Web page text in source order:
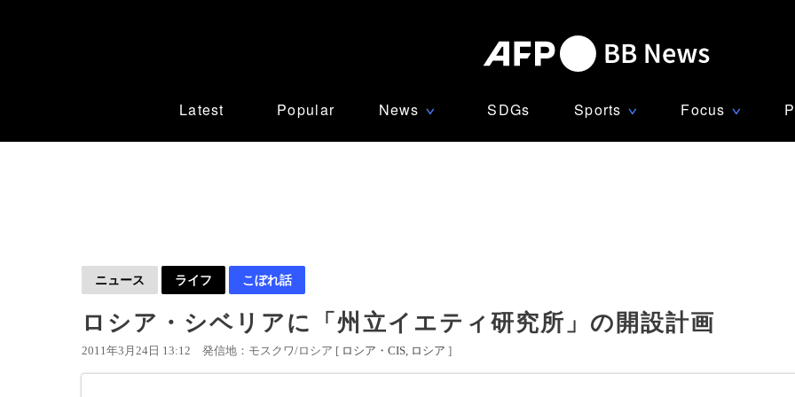
Latest Popular News ∨ SDGs Sports ∨ Focus ∨
ニュース ライフ こぼれ話
ロシア・シベリアに「州立イエティ研究所」の開設計画
2011年3月24日 13:12 発信地：モスクワ/ロシア [ ロシア・CIS ロシア ]